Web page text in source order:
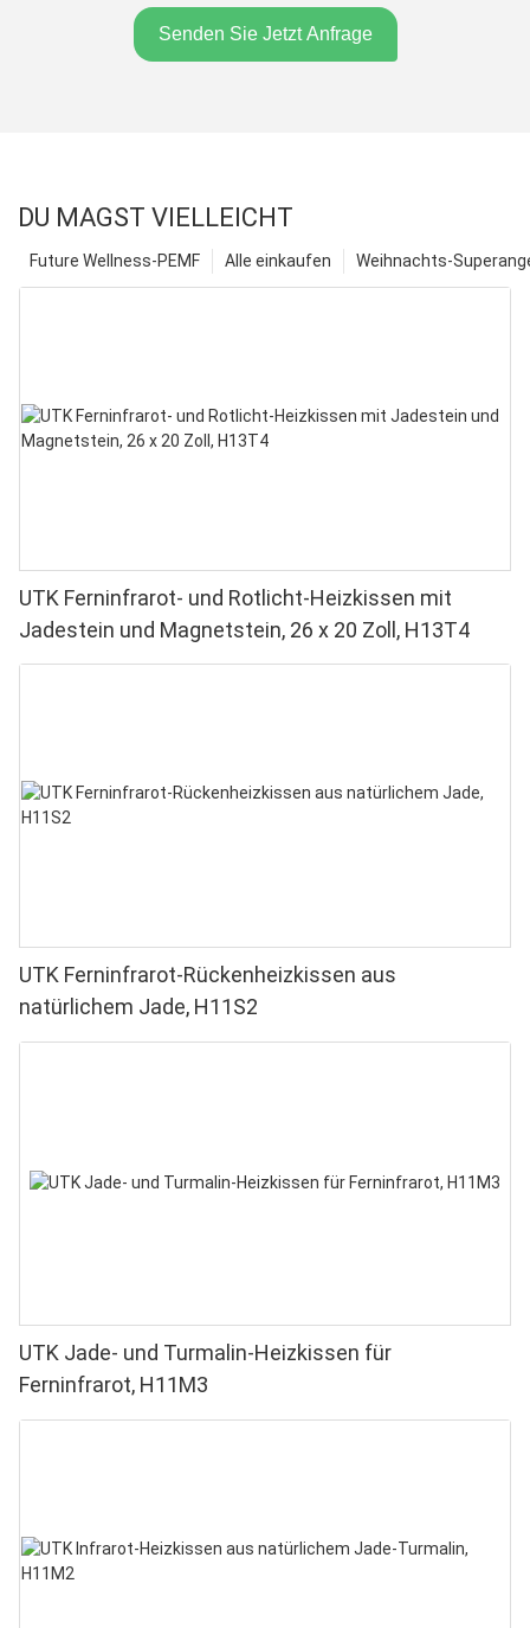
Senden Sie Jetzt Anfrage
DU MAGST VIELLEICHT
Weihnachts-
Alle einkaufen
Future Wellness-PEMF
UTK Ferninfrarot- und Rotlicht-Heizkissen mit
Jadestein und Magnetstein, 26 x 20 Zoll, H13T4
UTK Ferninfrarot-Rückenheizkissen aus
natürlichem Jade, H11S2
UTK Jade- und Turmalin-Heizkissen für
Ferninfrarot, H11M3